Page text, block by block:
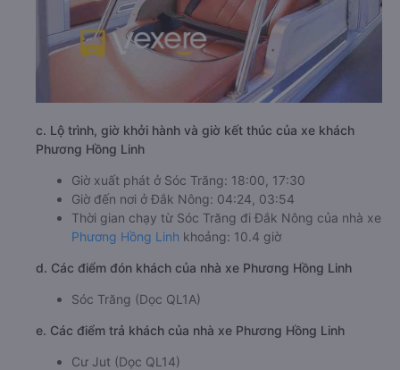
c. Lộ trình, giờ khởi hành và giờ kết thúc của xe khách
Phương Hồng Linh
Giờ xuất phát ở Sóc Trăng: 18:00, 17:30
Giờ đến nơi ở Đắk Nông: 04:24, 03:54
Thời gian chạy từ Sóc Trăng đi Đắk Nông của nhà xe
Phương Hồng Linh khoảng: 10.4 giờ
d. Các điểm đón khách của nhà xe Phương Hồng Linh
Sóc Trăng (Dọc QL1A)
e. Các điểm trả khách của nhà xe Phương Hồng Linh
Cư Jut (Dọc QL14)